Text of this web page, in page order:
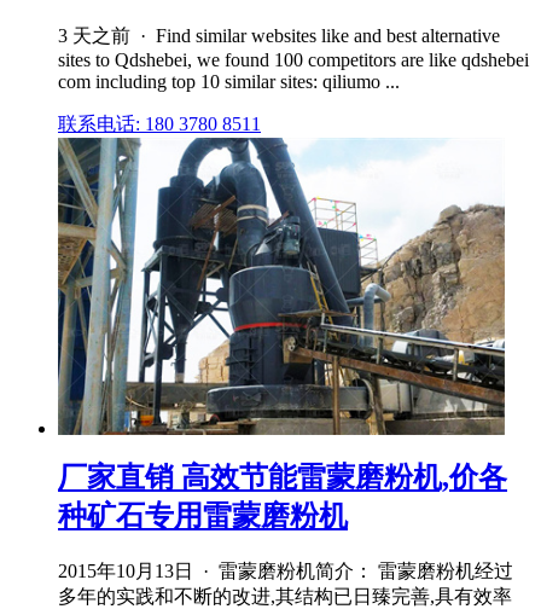
3 天之前 · Find similar websites like and best alternative
sites to Qdshebei, we found 100 competitors are like qdshebei
com including top 10 similar sites: qiliumo ...
联系电话: 180 3780 8511
厂家直销 高效节能雷蒙磨粉机,价各
种矿石专用雷蒙磨粉机
2015年10月13日 · 雷蒙磨粉机简介： 雷蒙磨粉机经过
多年的实践和不断的改进,其结构已日臻完善,具有效率